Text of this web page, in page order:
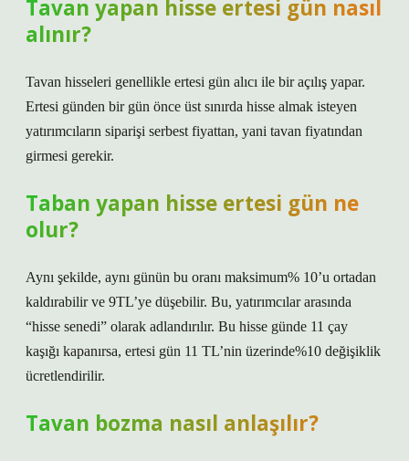
Tavan yapan hisse ertesi gün nasıl
alınır?
Tavan hisseleri genellikle ertesi gün alıcı ile bir açılış yapar.
Ertesi günden bir gün önce üst sınırda hisse almak isteyen
yatırımcıların siparişi serbest fiyattan, yani tavan fiyatından
girmesi gerekir.
Taban yapan hisse ertesi gün ne
olur?
Aynı şekilde, aynı günün bu oranı maksimum% 10’u ortadan
kaldırabilir ve 9TL’ye düşebilir. Bu, yatırımcılar arasında
“hisse senedi” olarak adlandırılır. Bu hisse günde 11 çay
kaşığı kapanırsa, ertesi gün 11 TL’nin üzerinde%10 değişiklik
ücretlendirilir.
Tavan bozma nasıl anlaşılır?